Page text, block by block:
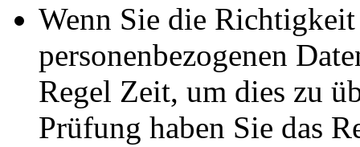
Wenn Sie die
personenbezogenen
Regel Zeit, um dies zu
Prüfung haben Sie das